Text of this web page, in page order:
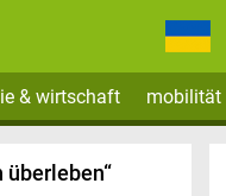
& wirtschaft mobilität
überleben“